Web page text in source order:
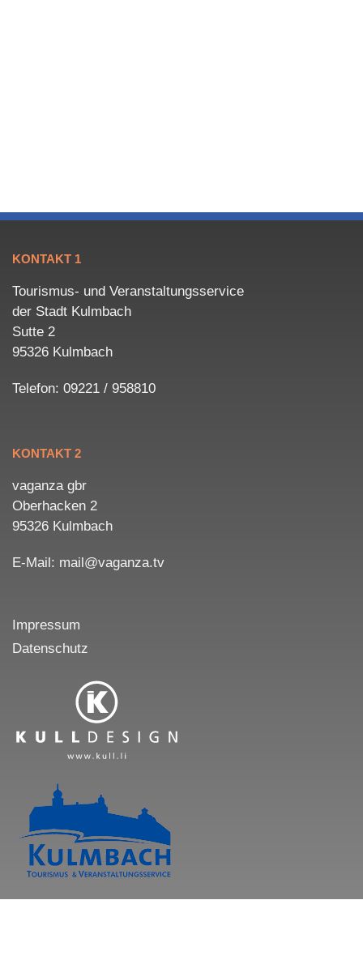
KONTAKT 1
Tourismus- und Veranstaltungsservice
der Stadt Kulmbach
Sutte 2
95326 Kulmbach
Telefon: 09221 / 958810
KONTAKT 2
vaganza gbr
Oberhacken 2
95326 Kulmbach
E-Mail: mail@vaganza.tv
Impressum
Datenschutz